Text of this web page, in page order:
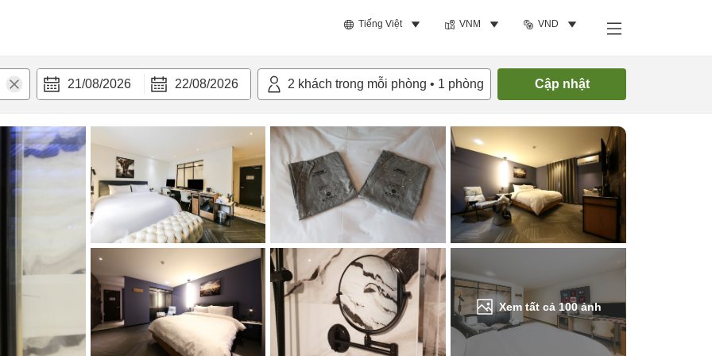
Tiếng Việt VNM VND
21/08/2026 22/08/2026 2 khách trong mỗi phòng • 1 phòng Cập nhật
Xem tất cả 100ảnh
nghi Tìm phòng trống